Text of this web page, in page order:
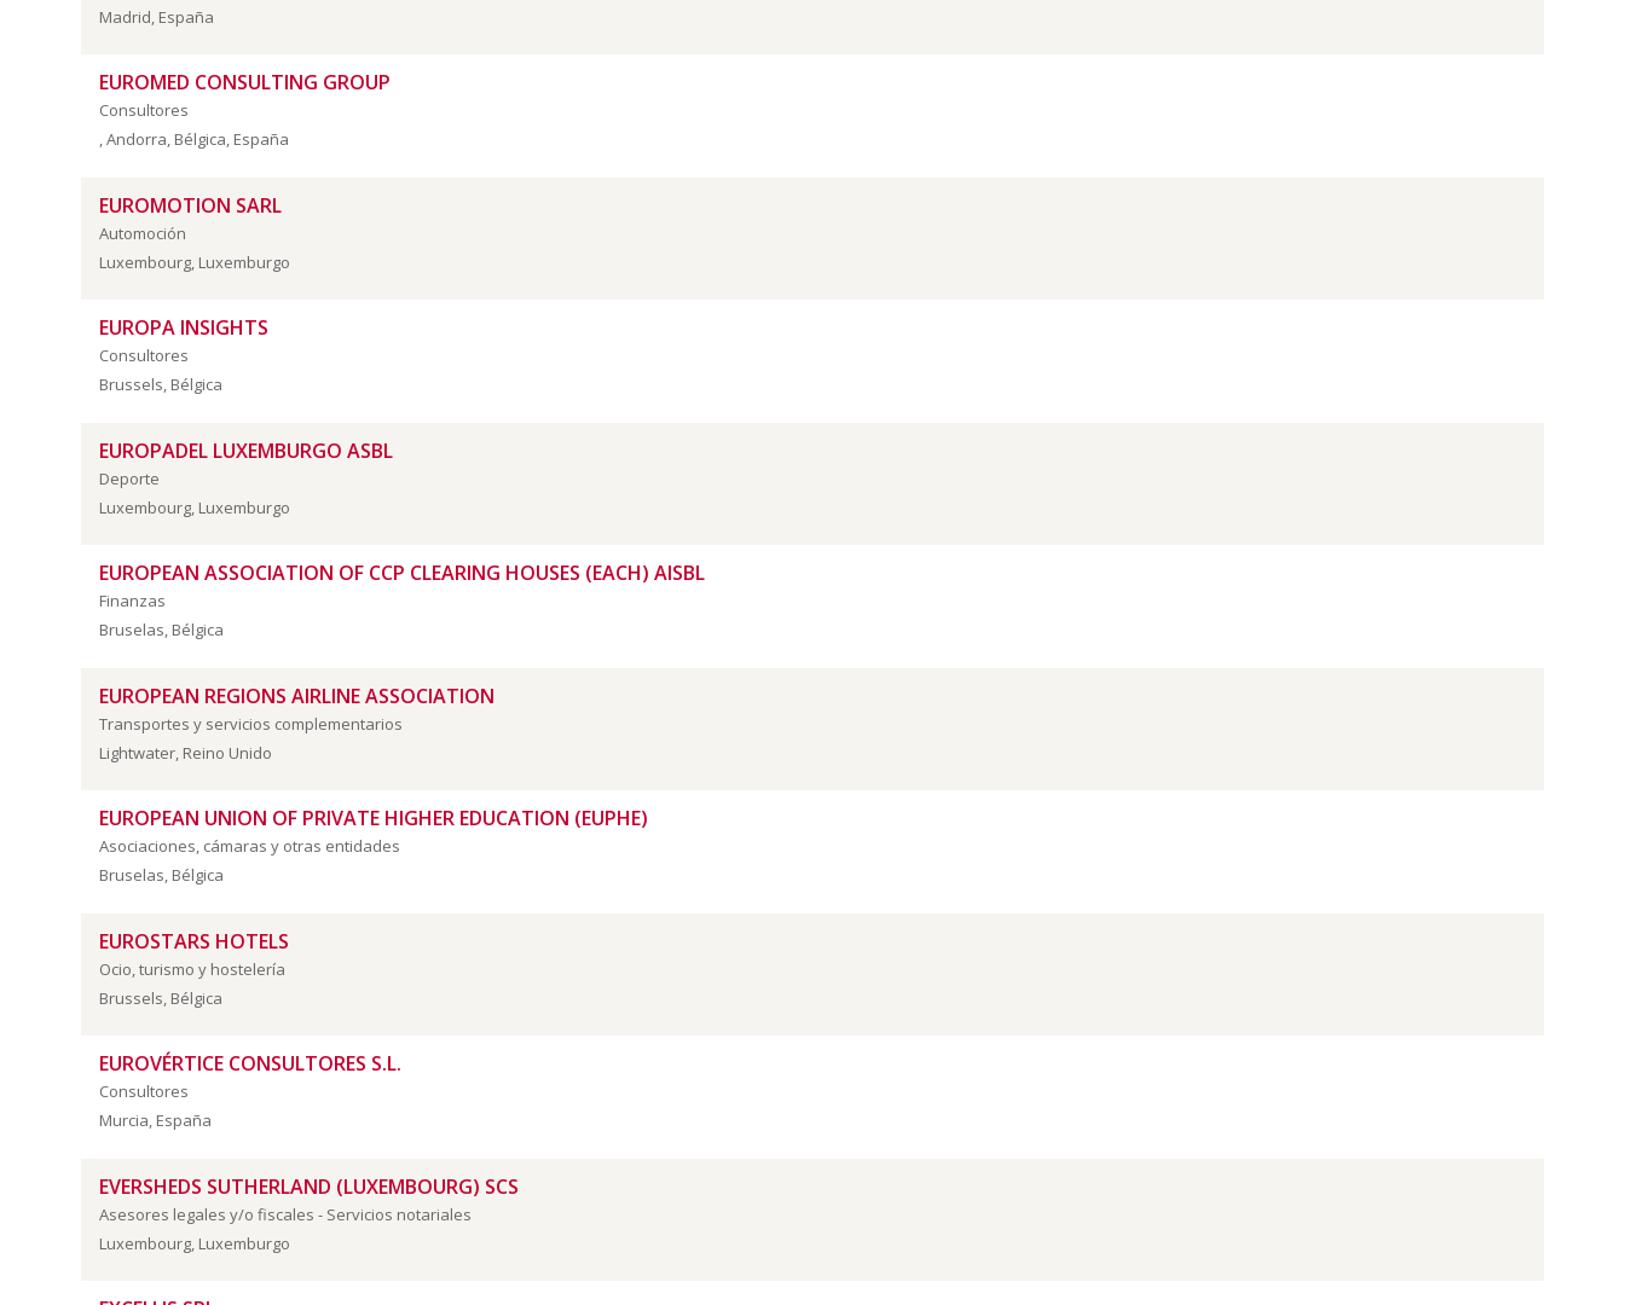
Madrid, España
EUROMED CONSULTING GROUP
Consultores
, Andorra, Bélgica, España
EUROMOTION SARL
Automoción
Luxembourg, Luxemburgo
EUROPA INSIGHTS
Consultores
Brussels, Bélgica
EUROPADEL LUXEMBURGO ASBL
Deporte
Luxembourg, Luxemburgo
EUROPEAN ASSOCIATION OF CCP CLEARING HOUSES (EACH) AISBL
Finanzas
Bruselas, Bélgica
EUROPEAN REGIONS AIRLINE ASSOCIATION
Transportes y servicios complementarios
Lightwater, Reino Unido
EUROPEAN UNION OF PRIVATE HIGHER EDUCATION (EUPHE)
Asociaciones, cámaras y otras entidades
Bruselas, Bélgica
EUROSTARS HOTELS
Ocio, turismo y hostelería
Brussels, Bélgica
EUROVÉRTICE CONSULTORES S.L.
Consultores
Murcia, España
EVERSHEDS SUTHERLAND (LUXEMBOURG) SCS
Asesores legales y/o fiscales - Servicios notariales
Luxembourg, Luxemburgo